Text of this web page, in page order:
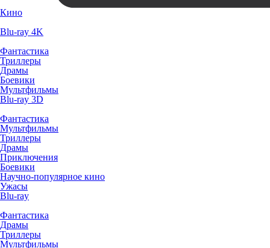
Кино
Blu-ray 4K
Фантастика
Триллеры
Драмы
Боевики
Мультфильмы
Blu-ray 3D
Фантастика
Мультфильмы
Триллеры
Драмы
Приключения
Боевики
Научно-популярное кино
Ужасы
Blu-ray
Фантастика
Драмы
Триллеры
Мультфильмы